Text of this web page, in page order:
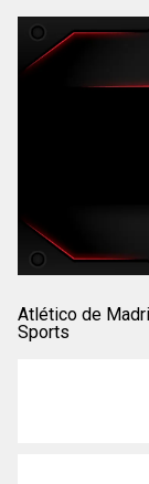
Atlético de
Sports